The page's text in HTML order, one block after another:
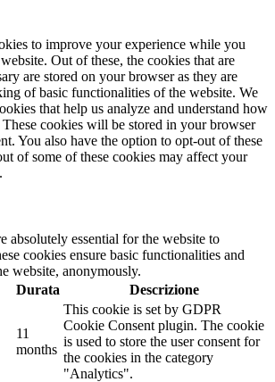
to improve your experience while you
Out of these, the cookies that are
are stored on your browser as they are
of basic functionalities of the website. We
that help us analyze and understand how
cookies will be stored in your browser
You also have the option to opt-out of these
of some of these cookies may affect your
absolutely essential for the website to
cookies ensure basic functionalities and
website, anonymously.
Durata Descrizione
11
months
This cookie is set by GDPR
Cookie Consent plugin. The cookie
is used to store the user consent for
the cookies in the category
"Analytics".